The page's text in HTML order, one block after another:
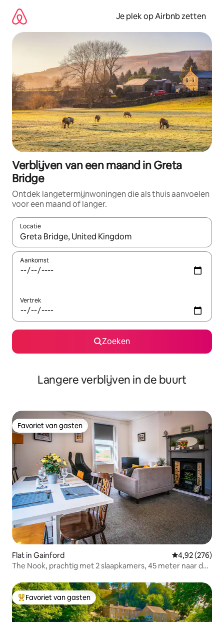
direct
naar
inhoud
Je plek op Airbnb zetten
Verblijven van een maand in Greta
Bridge
Ontdek langetermijnwoningen die als thuis aanvoelen
voor een maand of langer.
Locatie
Wanneer er resultaten beschikbaar zijn, maak je een keuze
Aankomst
Vertrek
Zoeken
Langere verblijven in de buurt
Favoriet van gasten
Favoriet van gasten
Flat in Gainford Gemiddelde
4,92 (276)
The Nook, prachtig met 2 slaapkamers, 45 meter naar de
Topfavoriet van gasten
Favoriet van gasten